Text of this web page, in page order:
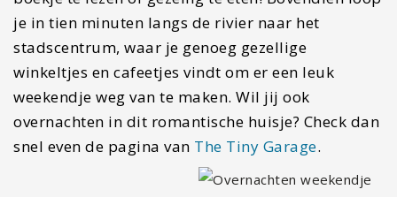
je in tien minuten langs de rivier naar het
stadscentrum, waar je genoeg gezellige
winkeltjes en cafeetjes vindt om er een leuk
weekendje weg van te maken. Wil jij ook
overnachten in dit romantische huisje? Check dan
snel even de pagina van The Tiny Garage.